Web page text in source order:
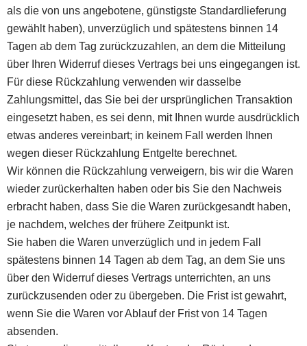
als die von uns angebotene, günstigste Standardlieferung
gewählt haben), unverzüglich und spätestens binnen 14
Tagen ab dem Tag zurückzuzahlen, an dem die Mitteilung
über Ihren Widerruf dieses Vertrags bei uns eingegangen ist.
Für diese Rückzahlung verwenden wir dasselbe
Zahlungsmittel, das Sie bei der ursprünglichen Transaktion
eingesetzt haben, es sei denn, mit Ihnen wurde ausdrücklich
etwas anderes vereinbart; in keinem Fall werden Ihnen
wegen dieser Rückzahlung Entgelte berechnet.
Wir können die Rückzahlung verweigern, bis wir die Waren
wieder zurückerhalten haben oder bis Sie den Nachweis
erbracht haben, dass Sie die Waren zurückgesandt haben,
je nachdem, welches der frühere Zeitpunkt ist.
Sie haben die Waren unverzüglich und in jedem Fall
spätestens binnen 14 Tagen ab dem Tag, an dem Sie uns
über den Widerruf dieses Vertrags unterrichten, an uns
zurückzusenden oder zu übergeben. Die Frist ist gewahrt,
wenn Sie die Waren vor Ablauf der Frist von 14 Tagen
absenden.